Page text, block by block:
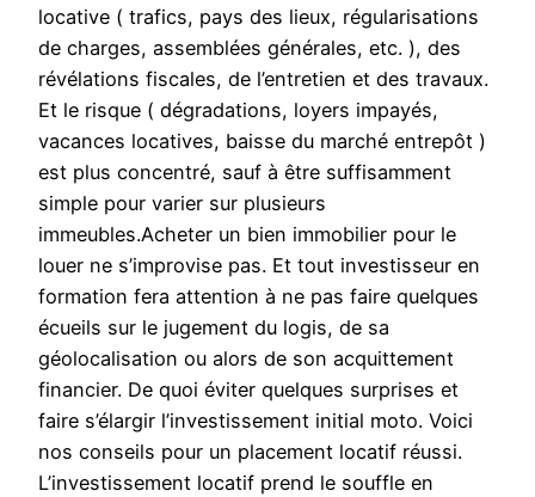
locative ( trafics, pays des lieux, régularisations
de charges, assemblées générales, etc. ), des
révélations fiscales, de l’entretien et des travaux.
Et le risque ( dégradations, loyers impayés,
vacances locatives, baisse du marché entrepôt )
est plus concentré, sauf à être suffisamment
simple pour varier sur plusieurs
immeubles.Acheter un bien immobilier pour le
louer ne s’improvise pas. Et tout investisseur en
formation fera attention à ne pas faire quelques
écueils sur le jugement du logis, de sa
géolocalisation ou alors de son acquittement
financier. De quoi éviter quelques surprises et
faire s’élargir l’investissement initial moto. Voici
nos conseils pour un placement locatif réussi.
L’investissement locatif prend le souffle en